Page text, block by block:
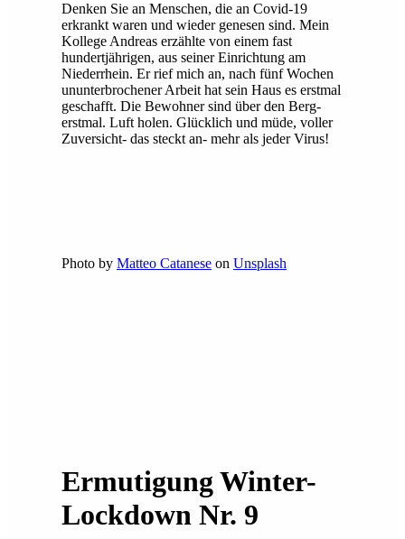
Denken Sie an Menschen, die an Covid-19
erkrankt waren und wieder genesen sind. Mein
Kollege Andreas erzählte von einem fast
hundertjährigen, aus seiner Einrichtung am
Niederrhein. Er rief mich an, nach fünf Wochen
ununterbrochener Arbeit hat sein Haus es erstmal
geschafft. Die Bewohner sind über den Berg-
erstmal. Luft holen. Glücklich und müde, voller
Zuversicht- das steckt an- mehr als jeder Virus!
Photo by Matteo Catanese on Unsplash
Ermutigung Winter-
Lockdown Nr. 9